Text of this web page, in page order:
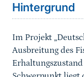
Hintergrund
Im Projekt
Ausbreitung des